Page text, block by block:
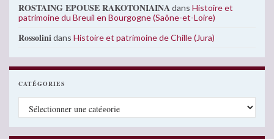
ROSTAING EPOUSE RAKOTONIAINAdans Histoire et
patrimoine du Breuil en Bourgogne (Saône-et-Loire)
Rossolinidans Histoire et patrimoine de Chille (Jura)
CATÉGORIES
Catégories